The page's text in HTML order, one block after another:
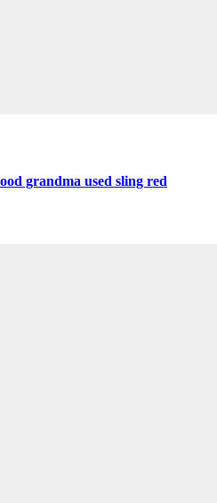
grandma used sling red